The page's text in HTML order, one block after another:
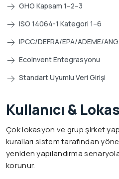
GHG Kapsam 1–2–3
ISO 14064-1 Kategori 1–6
IPCC/DEFRA/EPA/ADEME/
Ecoinvent Entegrasyonu
Standart Uyumlu Veri Girişi
Kullanıcı &
Çok lokasyon ve grup şirket
kuralları sistem tarafından
yeniden yapılandırma
korunur.